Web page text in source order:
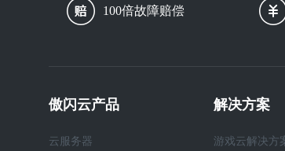
100倍故障赔偿
傲闪云产品
云服务器
解决方案
游戏云解决方